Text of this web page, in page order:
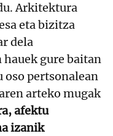
Arkitektura
eta bizitza
dela
gure baitan
oso pertsonalean
arteko mugak
afektu
izanik